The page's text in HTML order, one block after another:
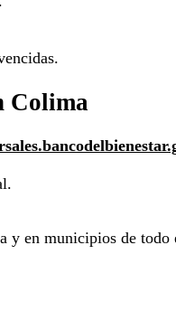
Colima
y en municipios de todo